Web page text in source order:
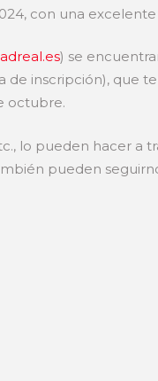
con una
) se
inscripción), que
octubre.
lo pueden hacer a
pueden